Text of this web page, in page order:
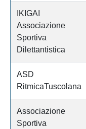
IKIGAI
Associazione
Sportiva
Dilettantistica
ASD
RitmicaTuscolana
Associazione
Sportiva